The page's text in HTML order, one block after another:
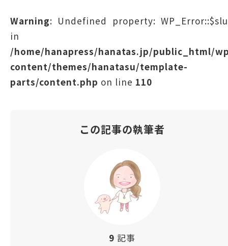
Warning: Undefined property:
in
/home/hanapress/hanatas.jp/public_html/
content/themes/hanatasu/template-
parts/content.php on line 110
この記事の執筆者
9 記事